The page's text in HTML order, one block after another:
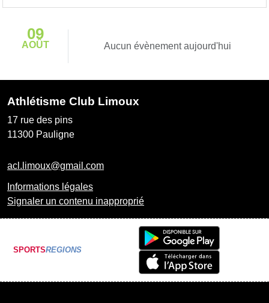
09
AOÛT Aucun évènement aujourd'hui
Athlétisme Club Limoux
17 rue des pins
11300 Pauligne
acl.limoux@gmail.com
Informations légales
Signaler un contenu inapproprié
SPORTSREGIONS